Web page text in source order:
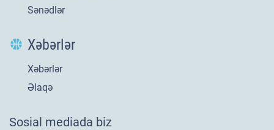
Yeni
​U-20 millimizin
Sənədlər
Xəbərlər
Xəbərlər
Əlaqə
Sosial mediada biz